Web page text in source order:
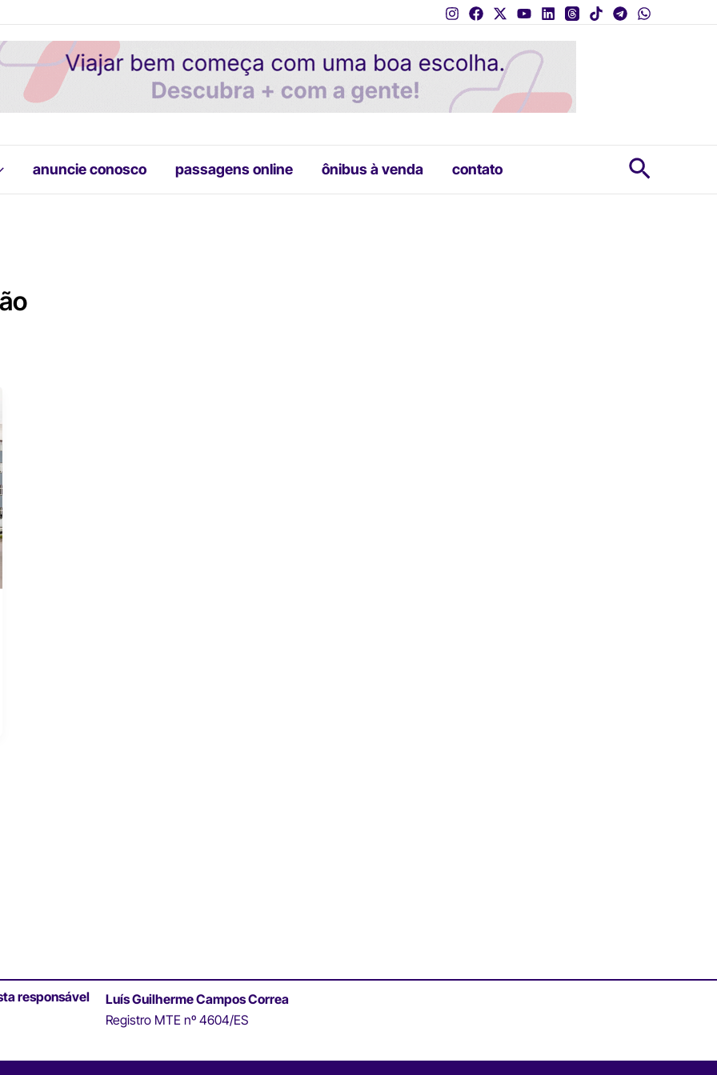
anuncie conosco passagens online ônibus à venda contato
responsável
Luís Guilherme Campos Correa
Registro MTE nº 4604/ES